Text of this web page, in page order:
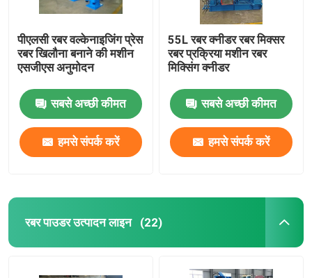
पीएलसी रबर वल्केनाइजिंग प्रेस
रबर खिलौना बनाने की मशीन
एसजीएस अनुमोदन
सबसे अच्छी कीमत
हमसे संपर्क करें
55L रबर क्नीडर रबर मिक्सर
रबर प्रक्रिया मशीन रबर
मिक्सिंग क्नीडर
सबसे अच्छी कीमत
हमसे संपर्क करें
रबर पाउडर उत्पादन लाइन (22)